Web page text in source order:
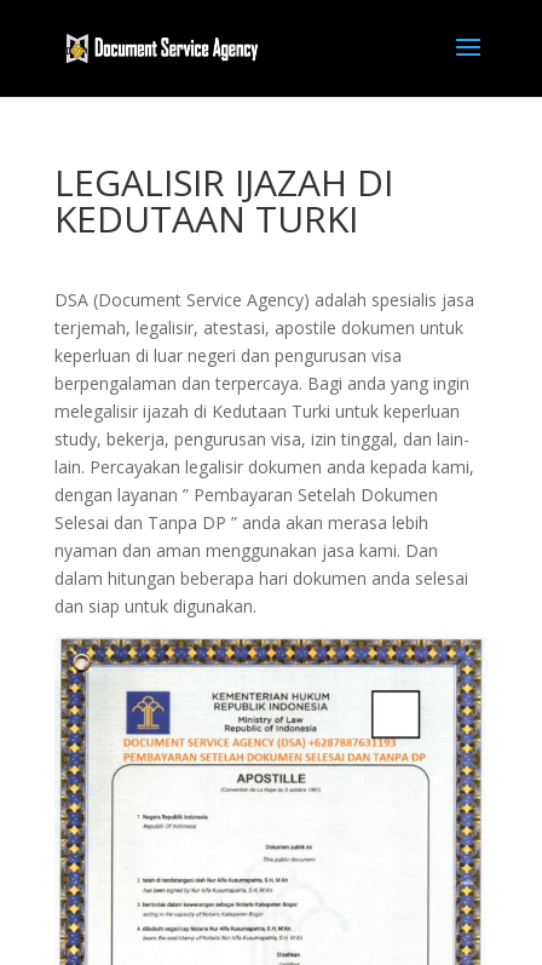
LEGALISIR IJAZAH DI
KEDUTAAN TURKI
DSA (Document Service Agency) adalah spesialis jasa
terjemah, legalisir, atestasi, apostile dokumen untuk
keperluan di luar negeri dan pengurusan visa
berpengalaman dan terpercaya. Bagi anda yang ingin
melegalisir ijazah di Kedutaan Turki untuk keperluan
study, bekerja, pengurusan visa, izin tinggal, dan lain-
lain. Percayakan legalisir dokumen anda kepada kami,
dengan layanan ” Pembayaran Setelah Dokumen
Selesai dan Tanpa DP ” anda akan merasa lebih
nyaman dan aman menggunakan jasa kami. Dan
dalam hitungan beberapa hari dokumen anda selesai
dan siap untuk digunakan.